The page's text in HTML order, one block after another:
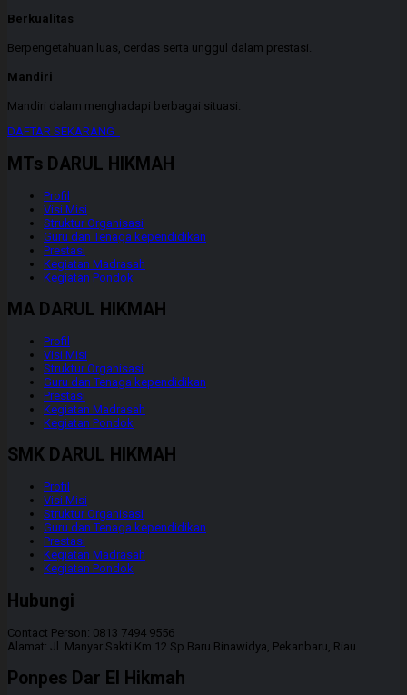
Berkualitas
Berpengetahuan luas, cerdas serta unggul dalam prestasi.
Mandiri
Mandiri dalam menghadapi berbagai situasi.
DAFTAR SEKARANG
MTs DARUL HIKMAH
Profil
Visi Misi
Struktur Organisasi
Guru dan Tenaga kependidikan
Prestasi
Kegiatan Madrasah
Kegiatan Pondok
MA DARUL HIKMAH
Profil
Visi Misi
Struktur Organisasi
Guru dan Tenaga kependidikan
Prestasi
Kegiatan Madrasah
Kegiatan Pondok
SMK DARUL HIKMAH
Profil
Visi Misi
Struktur Organisasi
Guru dan Tenaga kependidikan
Prestasi
Kegiatan Madrasah
Kegiatan Pondok
Hubungi
Contact Person: 0813 7494 9556
Alamat: Jl. Manyar Sakti Km.12 Sp.Baru Binawidya, Pekanbaru, Riau
Ponpes Dar El Hikmah